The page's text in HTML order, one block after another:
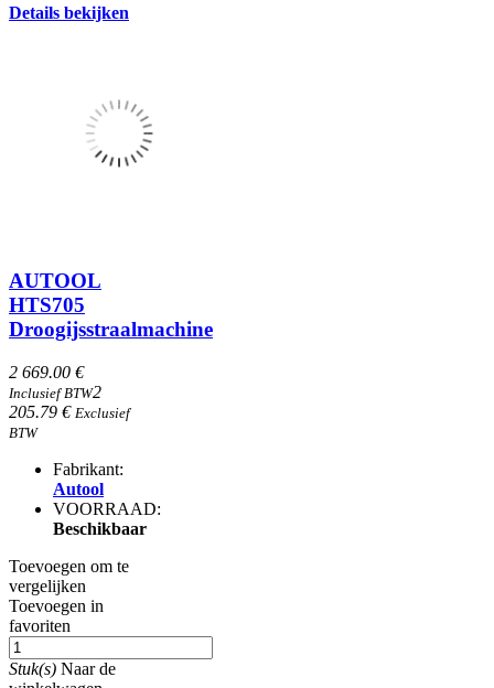
Details bekijken
AUTOOL
HTS705
Droogijsstraalmachine
2 669.00 €
Inclusief BTW2
205.79 € Exclusief
BTW
Fabrikant:
Autool
VOORRAAD:
Beschikbaar
Toevoegen om te
vergelijken
Toevoegen in
favoriten
Stuk(s) Naar de